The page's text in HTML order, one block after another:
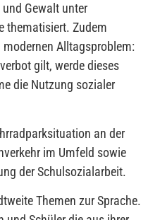
Gewalt unter
thematisiert. Zudem
Alltagsproblem:
gilt, werde dieses
die Nutzung sozialer
an der
im Umfeld sowie
der Schulsozialarbeit.
Themen zur Sprache.